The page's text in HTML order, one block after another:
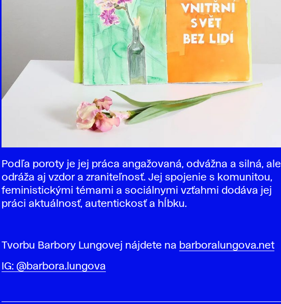
Podľa poroty je jej práca angažovaná, odvážna a silná, ale
odráža aj vzdor a zraniteľnosť. Jej spojenie s komunitou,
feministickými témami a sociálnymi vzťahmi dodáva jej
práci aktuálnosť, autentickosť a hĺbku.
Tvorbu Barbory Lungovej nájdete na barboralungova.net
IG: @barbora.lungova